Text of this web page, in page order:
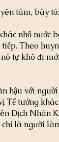
tâm, bày
nhổ nước
Theo
tự khô đi
hậu với
Tể tướng
Địch Nhân
là người